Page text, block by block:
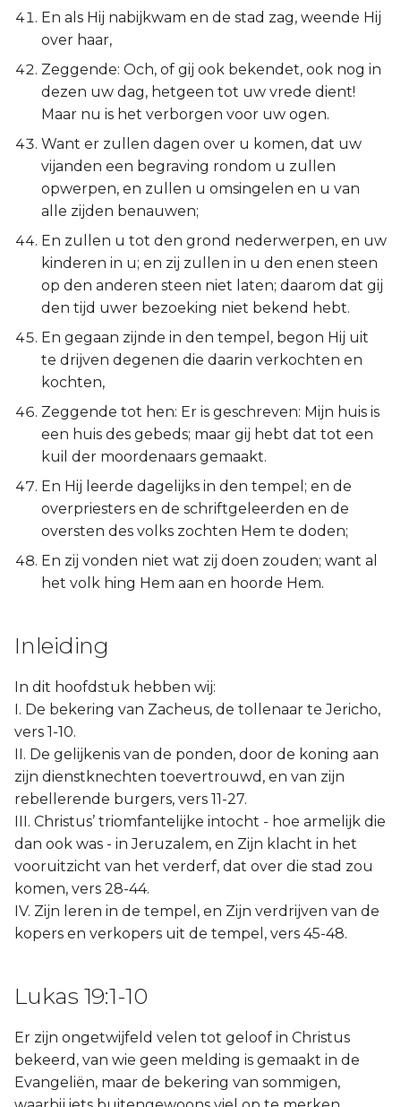
En als Hij nabijkwam en de stad zag, weende Hij
over haar,
Zeggende: Och, of gij ook bekendet, ook nog in
dezen uw dag, hetgeen tot uw vrede dient!
Maar nu is het verborgen voor uw ogen.
Want er zullen dagen over u komen, dat uw
vijanden een begraving rondom u zullen
opwerpen, en zullen u omsingelen en u van
alle zijden benauwen;
En zullen u tot den grond nederwerpen, en uw
kinderen in u; en zij zullen in u den enen steen
op den anderen steen niet laten; daarom dat gij
den tijd uwer bezoeking niet bekend hebt.
En gegaan zijnde in den tempel, begon Hij uit
te drijven degenen die daarin verkochten en
kochten,
Zeggende tot hen: Er is geschreven: Mijn huis is
een huis des gebeds; maar gij hebt dat tot een
kuil der moordenaars gemaakt.
En Hij leerde dagelijks in den tempel; en de
overpriesters en de schriftgeleerden en de
oversten des volks zochten Hem te doden;
En zij vonden niet wat zij doen zouden; want al
het volk hing Hem aan en hoorde Hem.
Inleiding
In dit hoofdstuk hebben wij:
I. De bekering van Zacheus, de tollenaar te Jericho,
vers 1-10.
II. De gelijkenis van de ponden, door de koning aan
zijn dienstknechten toevertrouwd, en van zijn
rebellerende burgers, vers 11-27.
III. Christus’ triomfantelijke intocht - hoe armelijk die
dan ook was - in Jeruzalem, en Zijn klacht in het
vooruitzicht van het verderf, dat over die stad zou
komen, vers 28-44.
IV. Zijn leren in de tempel, en Zijn verdrijven van de
kopers en verkopers uit de tempel, vers 45-48.
Lukas 19:1-10
Er zijn ongetwijfeld velen tot geloof in Christus
bekeerd, van wie geen melding is gemaakt in de
Evangeliën, maar de bekering van sommigen,